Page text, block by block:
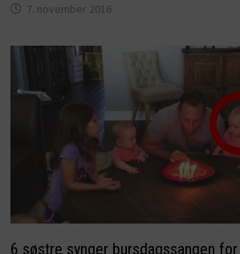
7. november 2016
6 søstre synger bursdagssangen